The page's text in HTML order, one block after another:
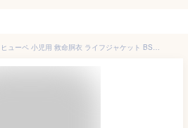
高階救命器具 Bluestorm ヒューペ 小児用 救命胴衣 ライフジャケット BSJ-212Y Lサイズ イエロー 国土交通省型式承認品 タイプA 桜マーク 子供 幼児 キッズ 船 ボート 川 海 プール